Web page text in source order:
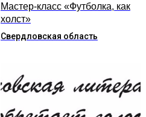
Мастер-класс «Футболка, как
холст»
Свердловская область